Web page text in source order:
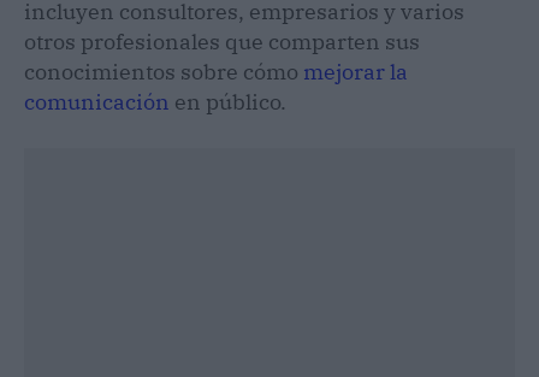
incluyen consultores, empresarios y varios
otros profesionales que comparten sus
conocimientos sobre cómo mejorar la
comunicación en público.